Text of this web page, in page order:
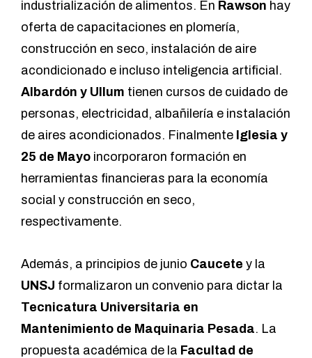
industrialización de alimentos. En Rawson hay
oferta de capacitaciones en plomería,
construcción en seco, instalación de aire
acondicionado e incluso inteligencia artificial.
Albardón y Ullum tienen cursos de cuidado de
personas, electricidad, albañilería e instalación
de aires acondicionados. Finalmente Iglesia y
25 de Mayo incorporaron formación en
herramientas financieras para la economía
social y construcción en seco,
respectivamente.
Además, a principios de junio Caucete y la
UNSJ formalizaron un convenio para dictar la
Tecnicatura Universitaria en
Mantenimiento de Maquinaria Pesada. La
propuesta académica de la Facultad de